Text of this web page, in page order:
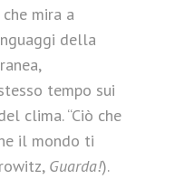
mira a
della
tempo sui
clima. “Ciò che
il mondo ti
Guarda!).